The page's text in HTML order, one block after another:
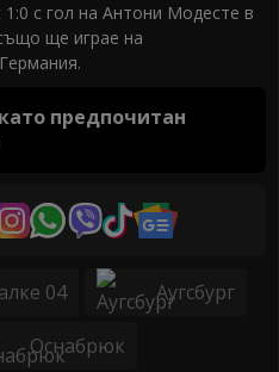
с гол на Антони Модесте в
ще играе на
предпочитан
04 Аугсбург
Оснабрюк